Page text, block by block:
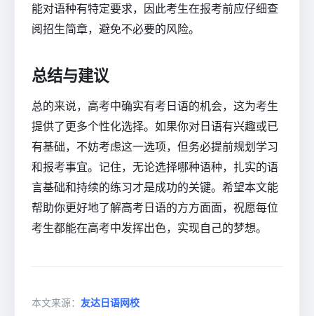
能对语种有特定要求，因此考生在报考前应仔细查
阅招生简章，避免不必要的风险。
总结与建议
总的来说，高考中确实有考日语的机会，这为考生
提供了更多个性化选择。如果你对日语有兴趣或已
有基础，不妨考虑这一选项，但务必提前规划学习
和报考事宜。记住，无论选择哪种语种，扎实的语
言基础和持续的练习才是成功的关键。希望本文能
帮助你更好地了解高考日语的方方面面，祝愿每位
考生都能在高考中发挥出色，实现自己的梦想。
本文来源： 友达日语网校